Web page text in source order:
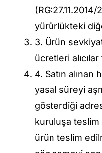
yürürlükteki
3. Ürün
ücretleri
4. Satın
yasal süreyi
gösterdiği
kuruluşa teslim
ürün teslim